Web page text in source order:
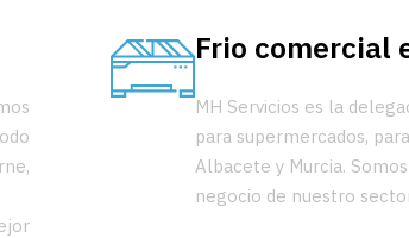
Frio comercial
MH Servicios es la
para supermercados,
Albacete y Murcia.
negocio de nuestro